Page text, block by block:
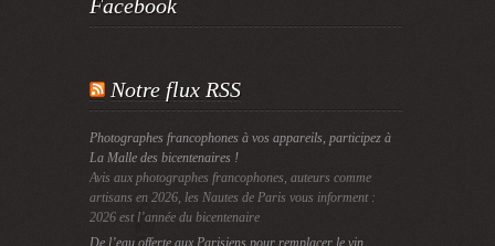
Facebook
Notre flux RSS
Photographes francophones à vos appareils, participez à
La Malle des bicentenaires !
Avis aux photographes francophones, auteurs comme
artisans en 2026, les Nautes de Paris vous informent :
2026 est l’année du bicentenaire
De l’eau offerte aux Parisiens pour remplacer le vin